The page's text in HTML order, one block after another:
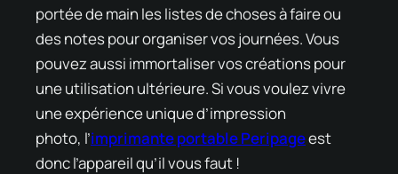
portée de main les listes de choses à faire ou
des notes pour organiser vos journées. Vous
pouvez aussi immortaliser vos créations pour
une utilisation ultérieure. Si vous voulez vivre
une expérience unique d’impression
photo, l’imprimante portable Peripageest
donc l’appareil qu’il vous faut !